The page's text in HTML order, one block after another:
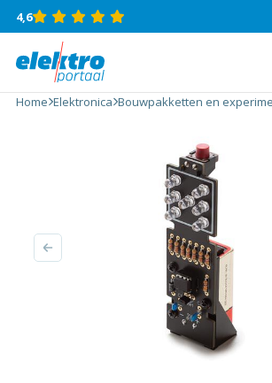
4,6
Home Elektronica Bouwpakketten en
ELEKTRONISCHE
DOBBELSTEEN